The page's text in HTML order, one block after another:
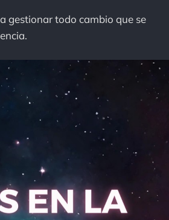
gestionar todo cambio que se